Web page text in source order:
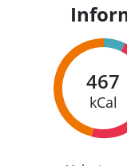
467
kCal